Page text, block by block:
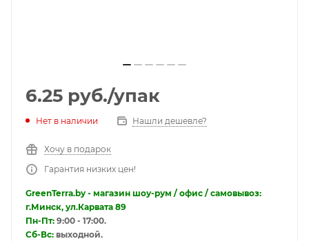
6.25 руб./упак
Нет в наличии Нашли дешевле?
Хочу в подарок
Гарантия низких цен!
GreenTerra.by - магазин шоу-рум / офис / самовывоз:
г.Минск, ул.Карвата 89
Пн-Пт: 9:00 - 17:00.
Сб-Вс: выходной.